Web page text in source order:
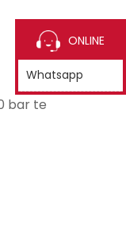
bar te
ONLINE
Whatsapp